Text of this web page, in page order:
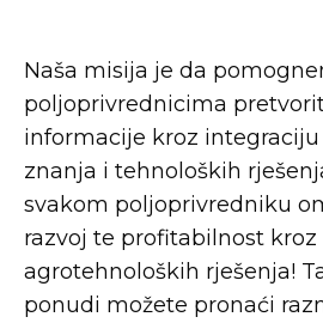
Naša misija je da
poljoprivrednicima
informacije kroz
znanja i tehnoloških
svakom poljoprivredniku
razvoj te profitabilnost
agrotehnoloških rješenja!
ponudi možete pronaći